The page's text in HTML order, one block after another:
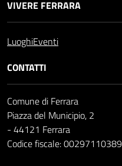
VIVERE FERRARA
LuoghiEventi
CONTATTI
Comune di Ferrara
Piazza del Municipio, 2
- 44121 Ferrara
Codice fiscale: 00297110389